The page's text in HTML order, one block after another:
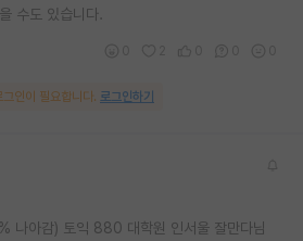
수도 있습니다.
인이 필요합니다. 로그인하기
나아감) 토익 880 대학원 인서울 잘만다님